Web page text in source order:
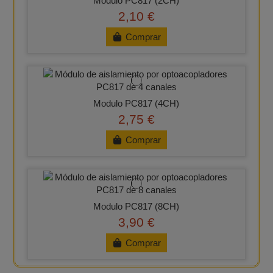
2,10 €
Comprar
Modulo PC817 (4CH)
2,75 €
Comprar
Modulo PC817 (8CH)
3,90 €
Comprar